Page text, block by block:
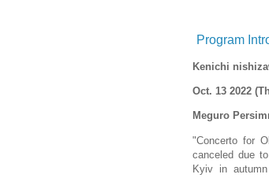
Program
Kenichi
Oct. 13 2022
Meguro
"Concerto for
canceled due
Kyiv in